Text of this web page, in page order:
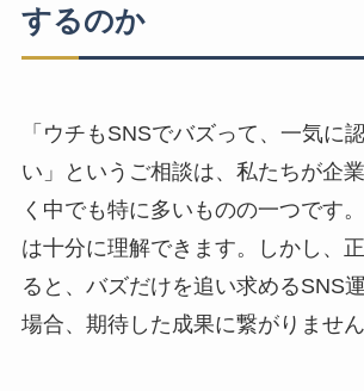
するのか
「ウチもSNSでバズって、一気に
い」というご相談は、私たちが企
く中でも特に多いものの一つです
は十分に理解できます。しかし、
ると、バズだけを追い求めるSNS
場合、期待した成果に繋がりません